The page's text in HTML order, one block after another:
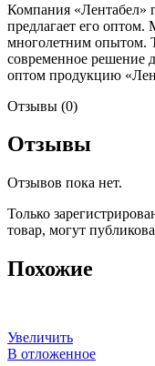
Компания «Лентабел»
предлагает его
многолетним опытом.
современное решение
оптом продукцию
Отзывы (0)
Отзывы
Отзывов пока нет.
Только
товар, могут
Похожие
Увеличить
В отложенное